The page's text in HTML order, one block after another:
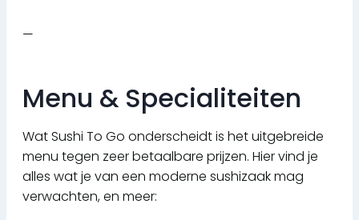
—
Menu & Specialiteiten
Wat Sushi To Go onderscheidt is het uitgebreide
menu tegen zeer betaalbare prijzen. Hier vind je
alles wat je van een moderne sushizaak mag
verwachten, en meer: